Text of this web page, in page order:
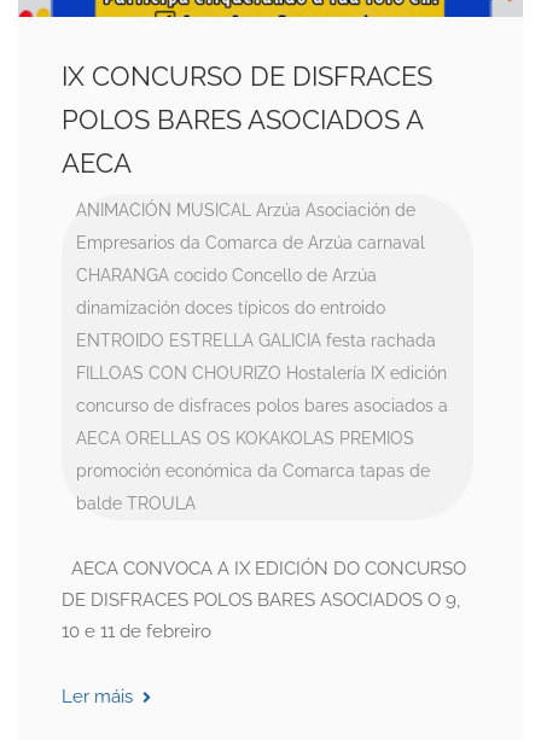
IX CONCURSO DE DISFRACES
POLOS BARES ASOCIADOS A
AECA
ANIMACIÓN MUSICAL Arzúa Asociación de
Empresarios da Comarca de Arzúa carnaval
CHARANGA cocido Concello de Arzúa
dinamización doces típicos do entroido
ENTROIDO ESTRELLA GALICIA festa rachada
FILLOAS CON CHOURIZO Hostalería IX edición
concurso de disfraces polos bares asociados a
AECA ORELLAS OS KOKAKOLAS PREMIOS
promoción económica da Comarca tapas de
balde TROULA
AECA CONVOCA A IX EDICIÓN DO CONCURSO
DE DISFRACES POLOS BARES ASOCIADOS O 9,
10 e 11 de febreiro
Ler máis